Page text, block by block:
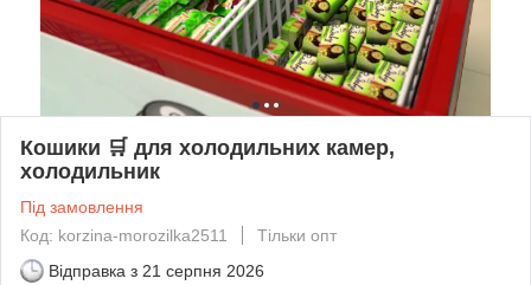
Кошики 🛒 для холодильних камер,
холодильник
Під замовлення
Код: korzina-morozilka2511
Тільки опт
Відправка з 21 серпня 2026